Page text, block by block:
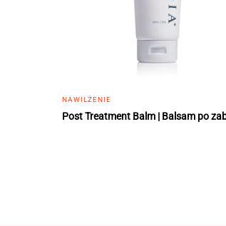
NAWILŻENIE
Post Treatment Balm | Balsam po